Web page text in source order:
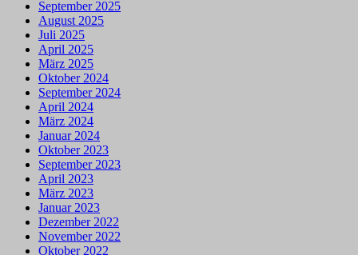
September 2025
August 2025
Juli 2025
April 2025
März 2025
Oktober 2024
September 2024
April 2024
März 2024
Januar 2024
Oktober 2023
September 2023
April 2023
März 2023
Januar 2023
Dezember 2022
November 2022
Oktober 2022